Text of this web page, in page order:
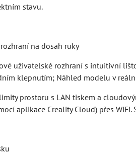
stavu.
na dosah ruky
uživatelské rozhraní s intuitivní
klepnutím; Náhled modelu v
prostoru s LAN tiskem a
aplikace Creality Cloud) přes